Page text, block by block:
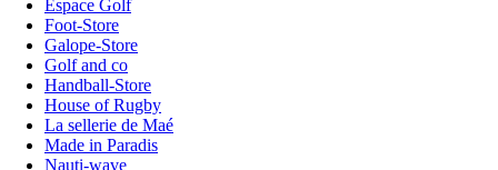
Espace Golf
Foot-Store
Galope-Store
Golf and co
Handball-Store
House of Rugby
La sellerie de Maé
Made in Paradis
Nauti-wave